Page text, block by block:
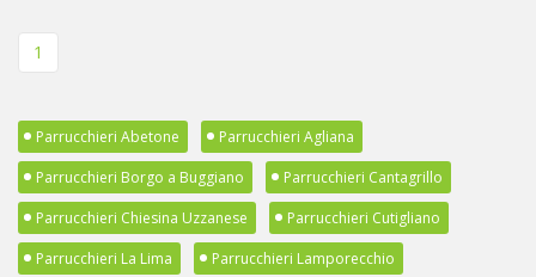
1
Parrucchieri Abetone
Parrucchieri Agliana
Parrucchieri Borgo a Buggiano
Parrucchieri Cantagrillo
Parrucchieri Chiesina Uzzanese
Parrucchieri Cutigliano
Parrucchieri La Lima
Parrucchieri Lamporecchio